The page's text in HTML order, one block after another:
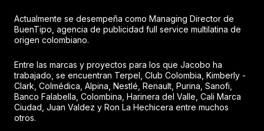
Actualmente se desempeña como Managing Director de
BuenTipo, agencia de publicidad full service multilatina de
origen colombiano.
Entre las marcas y proyectos para los que Jacobo ha
trabajado, se encuentran Terpel, Club Colombia, Kimberly -
Clark, Colmédica, Alpina, Nestlé, Renault, Purina, Sanofi,
Banco Falabella, Colombina, Harinera del Valle, Cali Marca
Ciudad, Juan Valdez y Ron La Hechicera entre muchos
otros.